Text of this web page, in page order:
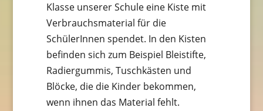
Klasse unserer Schule eine Kiste mit
Verbrauchsmaterial für die
SchülerInnen spendet. In den Kisten
befinden sich zum Beispiel Bleistifte,
Radiergummis, Tuschkästen und
Blöcke, die die Kinder bekommen,
wenn ihnen das Material fehlt.